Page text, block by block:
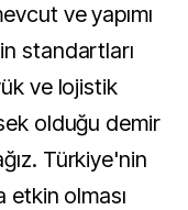
ve yapımı
standartları
ve lojistik
olduğu demir
Türkiye'nin
olması